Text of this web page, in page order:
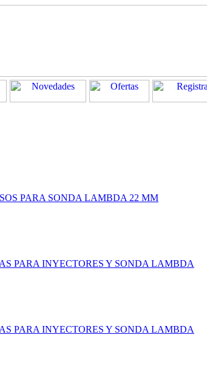
PARA SONDA LAMBDA 22 MM
PARA INYECTORES Y SONDA LAMBDA
PARA INYECTORES Y SONDA LAMBDA